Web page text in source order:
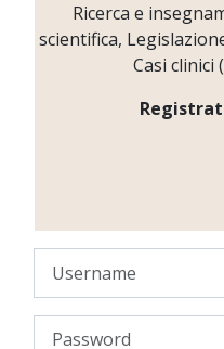
Ricerca e
scientifica,
Casi clinici
Username
Password